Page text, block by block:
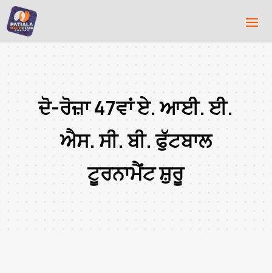
ਦੋ-ਰੋਜ਼ਾ 47ਵਾਂ ਏ. ਆਈ. ਈ.
ਐਸ. ਸੀ. ਬੀ. ਫੁੱਟਬਾਲ
ਟੂਰਨਾਮੈਂਟ ਸ਼ੁਰੂ